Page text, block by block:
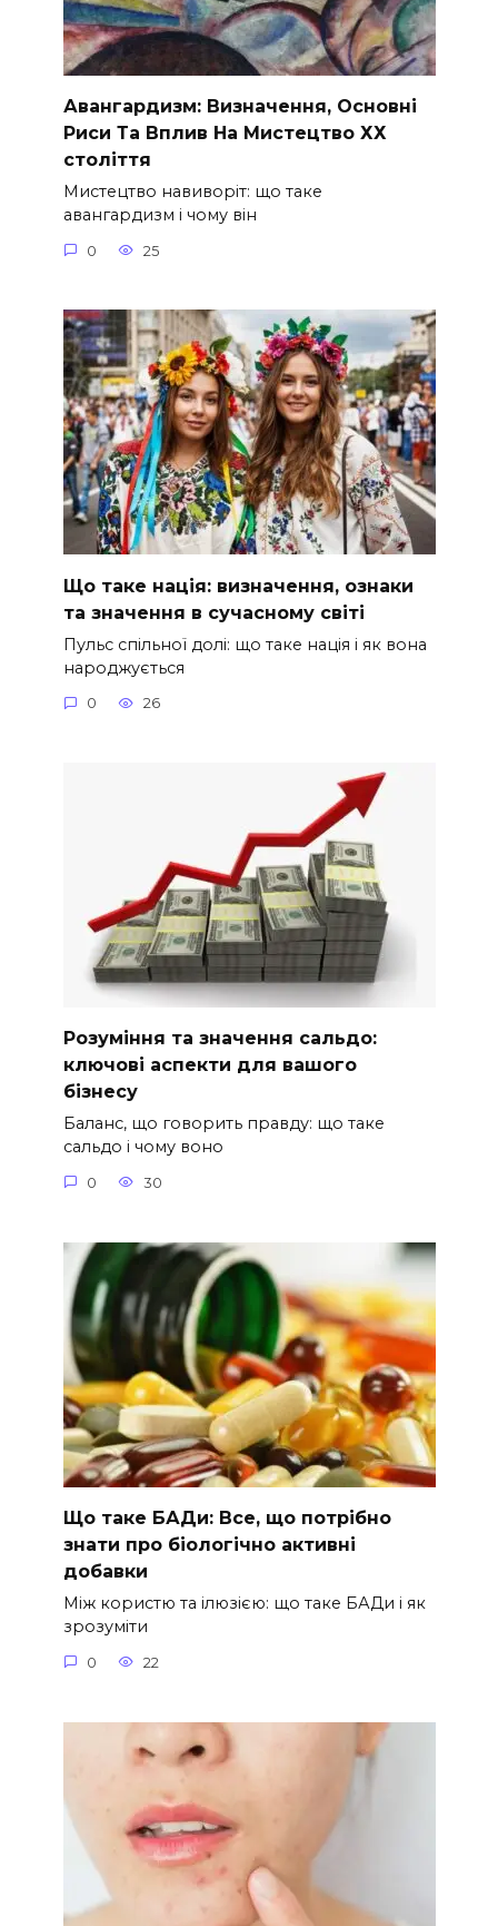
Авангардизм: Визначення, Основні
Риси Та Вплив На Мистецтво ХХ
століття
Мистецтво навиворіт: що таке
авангардизм і чому він
0 25
Що таке нація: визначення, ознаки
та значення в сучасному світі
Пульс спільної долі: що таке нація і як вона
народжується
0 26
Розуміння та значення сальдо:
ключові аспекти для вашого
бізнесу
Баланс, що говорить правду: що таке
сальдо і чому воно
0 30
Що таке БАДи: Все, що потрібно
знати про біологічно активні
добавки
Між користю та ілюзією: що таке БАДи і як
зрозуміти
0 22